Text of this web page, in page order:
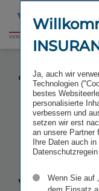
Inhalt
springen
Fußzeile
springen
Zur
Startseite
GROUP MIT JULI
Ja, auch wir
Technologien
bestes
personalisierte
verbessern und
setzen wir erst
an unsere Partner
Ihre Daten auch
Wenn Sie auf